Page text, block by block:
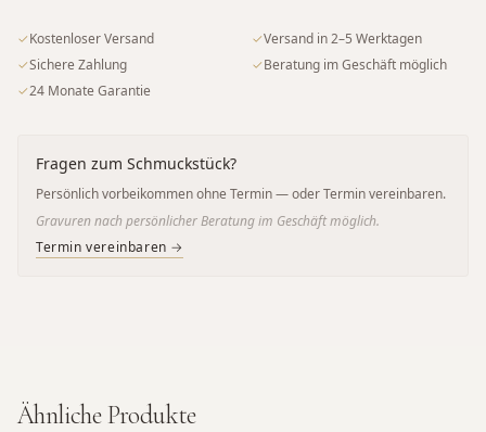
✓Kostenloser Versand ✓Versand in 2–5 Werktagen
✓Sichere Zahlung ✓Beratung im Geschäft möglich
✓24 Monate Garantie
Fragen zum Schmuckstück?
Persönlich vorbeikommen ohne Termin — oder Termin vereinbaren.
Gravuren nach persönlicher Beratung im Geschäft möglich.
Termin vereinbaren →
Ähnliche Produkte